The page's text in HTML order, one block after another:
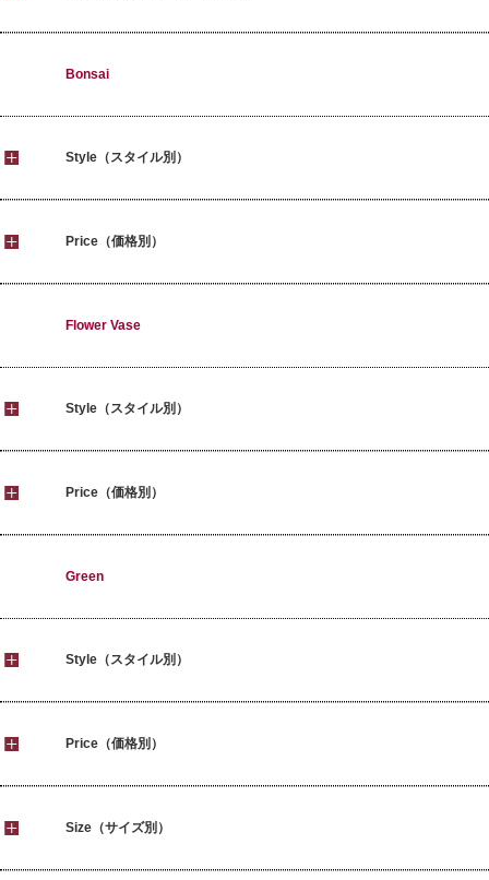
Bonsai
Style（スタイル別）
Price（価格別）
Flower Vase
Style（スタイル別）
Price（価格別）
Green
Style（スタイル別）
Price（価格別）
Size（サイズ別）